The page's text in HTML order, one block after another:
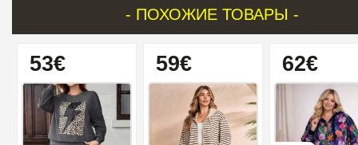
- ПОХОЖИЕ ТОВАРЫ -
53€ 59€ 62€